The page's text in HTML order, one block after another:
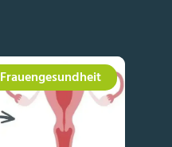
Frauengesundheit